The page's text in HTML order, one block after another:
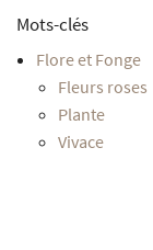
Mots-clés
Flore et Fonge
Fleurs roses
Plante
Vivace